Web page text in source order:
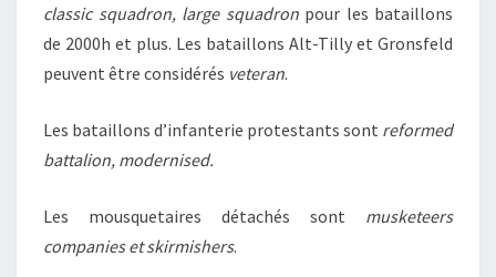
classic squadron, large squadron pour les bataillons
de 2000h et plus. Les bataillons Alt-Tilly et Gronsfeld
peuvent être considérés veteran.
Les bataillons d’infanterie protestants sont reformed
battalion, modernised.
Les mousquetaires détachés sont musketeers
companies et skirmishers.